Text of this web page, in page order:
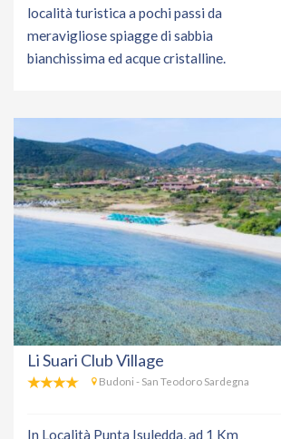
località turistica a pochi passi da
meravigliose spiagge di sabbia
bianchissima ed acque cristalline.
Li Suari Club Village
Budoni - San Teodoro Sardegna
In Località Punta Isuledda, ad 1 Km